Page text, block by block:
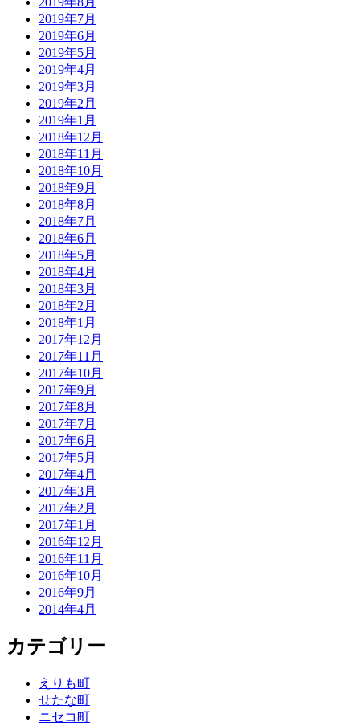
2019年7月
2019年6月
2019年5月
2019年4月
2019年3月
2019年2月
2019年1月
2018年12月
2018年11月
2018年10月
2018年9月
2018年8月
2018年7月
2018年6月
2018年5月
2018年4月
2018年3月
2018年2月
2018年1月
2017年12月
2017年11月
2017年10月
2017年9月
2017年8月
2017年7月
2017年6月
2017年5月
2017年4月
2017年3月
2017年2月
2017年1月
2016年12月
2016年11月
2016年10月
2016年9月
2014年4月
カテゴリー
えりも町
せたな町
ニセコ町